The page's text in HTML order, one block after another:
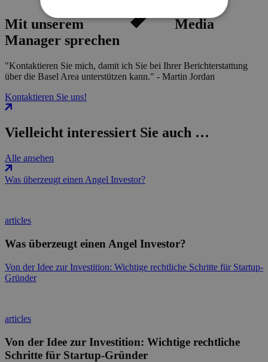
Mit unserem
Media
Manager sprechen
"Kontaktieren Sie mich, damit ich Sie bei Ihrer Berichterstattung
über die Basel Area unterstützen kann." - Martin Jordan
Kontaktieren Sie uns!
Vielleicht interessiert Sie auch …
Alle ansehen
Was überzeugt einen Angel Investor?
articles
Was überzeugt einen Angel Investor?
Von der Idee zur Investition: Wichtige rechtliche Schritte für Startup-
Gründer
articles
Von der Idee zur Investition: Wichtige rechtliche
Schritte für Startup-Gründer